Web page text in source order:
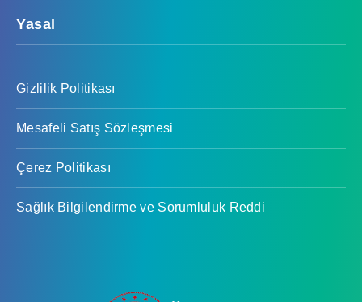
Yasal
Gizlilik Politikası
Mesafeli Satış Sözleşmesi
Çerez Politikası
Sağlık Bilgilendirme ve Sorumluluk Reddi